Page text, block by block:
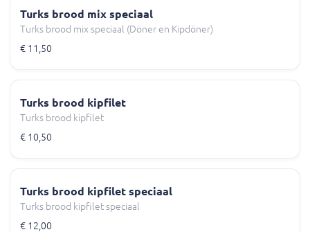
Turks brood mix speciaal
Turks brood mix speciaal (Döner en Kipdöner)
€ 11,50
Turks brood kipfilet
Turks brood kipfilet
€ 10,50
Turks brood kipfilet speciaal
Turks brood kipfilet speciaal
€ 12,00